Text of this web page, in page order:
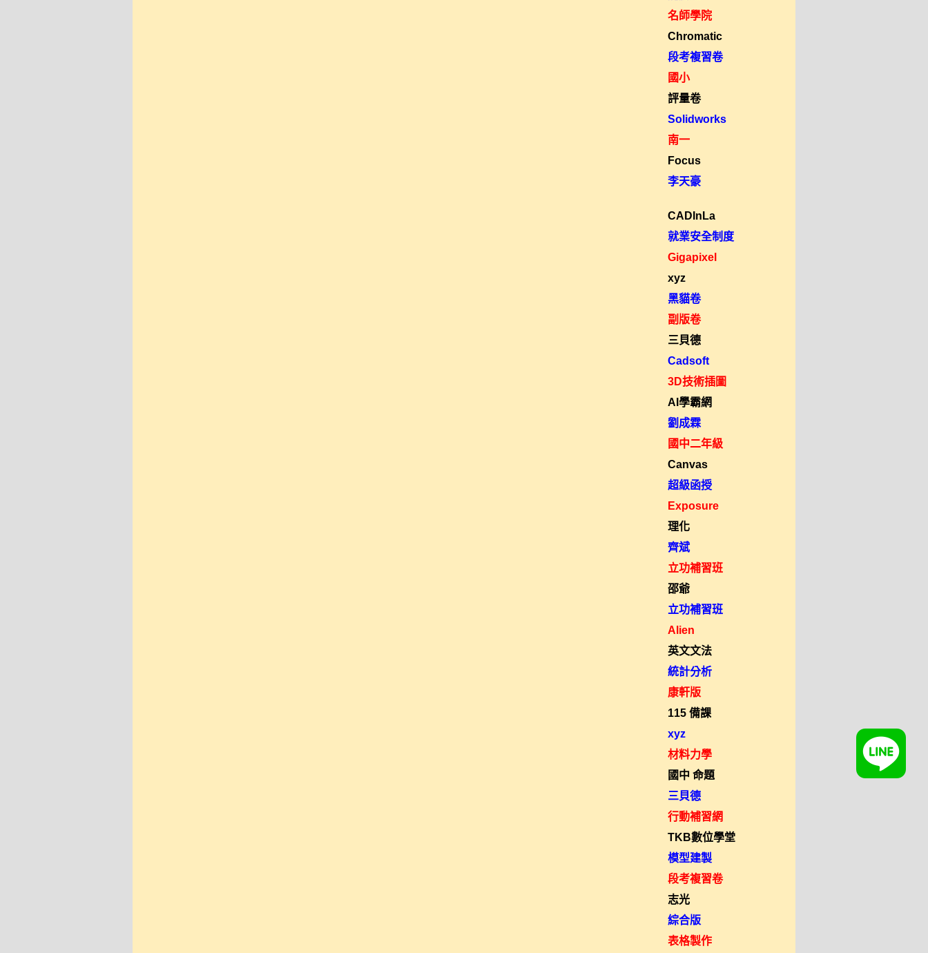
名師學院
Chromatic
段考複習卷
國小
評量卷
Solidworks
南一
Focus
李天豪
CADInLa
就業安全制度
Gigapixel
xyz
黑貓卷
副版卷
三貝德
Cadsoft
3D技術插圖
AI學霸網
劉成霖
國中二年級
Canvas
超級函授
Exposure
理化
齊斌
立功補習班
邵爺
立功補習班
Alien
英文文法
統計分析
康軒版
115 備課
xyz
材料力學
國中 命題
三貝德
行動補習網
TKB數位學堂
模型建製
段考複習卷
志光
綜合版
表格製作